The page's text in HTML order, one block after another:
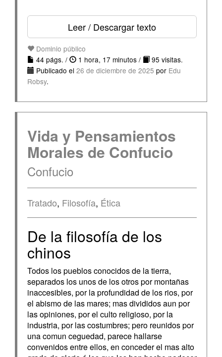
Leer / Descargar texto
Dominio público
44 págs. /
1 hora, 17 minutos /
95 visitas.
Publicado el 26 de diciembre de 2025 por Edu
Robsy.
Vida y Pensamientos
Morales de Confucio
Confucio
Tratado, Filosofía, Ética
De la filosofía de los
chinos
Todos los pueblos conocidos de la tierra,
separados los unos de los otros por montañas
inaccesibles, por la profundidad de los rios, por
el abismo de las mares; mas divididos aun por
las opiniones, por el culto religioso, por la
industria, por las costumbres; pero reunidos por
una comun ceguedad, parece hallarse
convenidos entre ellos, en conceder el mas alto